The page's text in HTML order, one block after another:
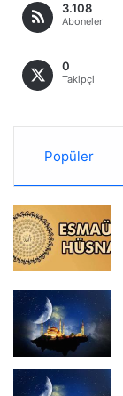
3.108
Aboneler
0
Takipçi
Popüler